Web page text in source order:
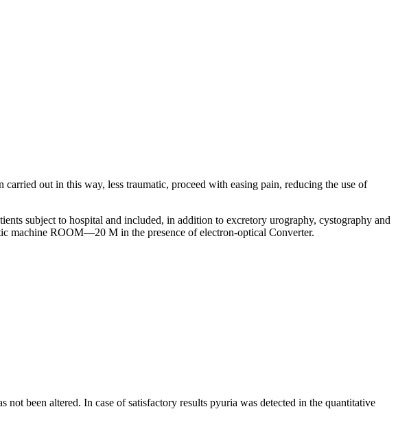
out in this way, less traumatic, proceed with easing pain, reducing the use of
subject to hospital and included, in addition to excretory urography, cystography and
machine ROOM—20 M in the presence of electron-optical Converter.
been altered. In case of satisfactory results pyuria was detected in the quantitative